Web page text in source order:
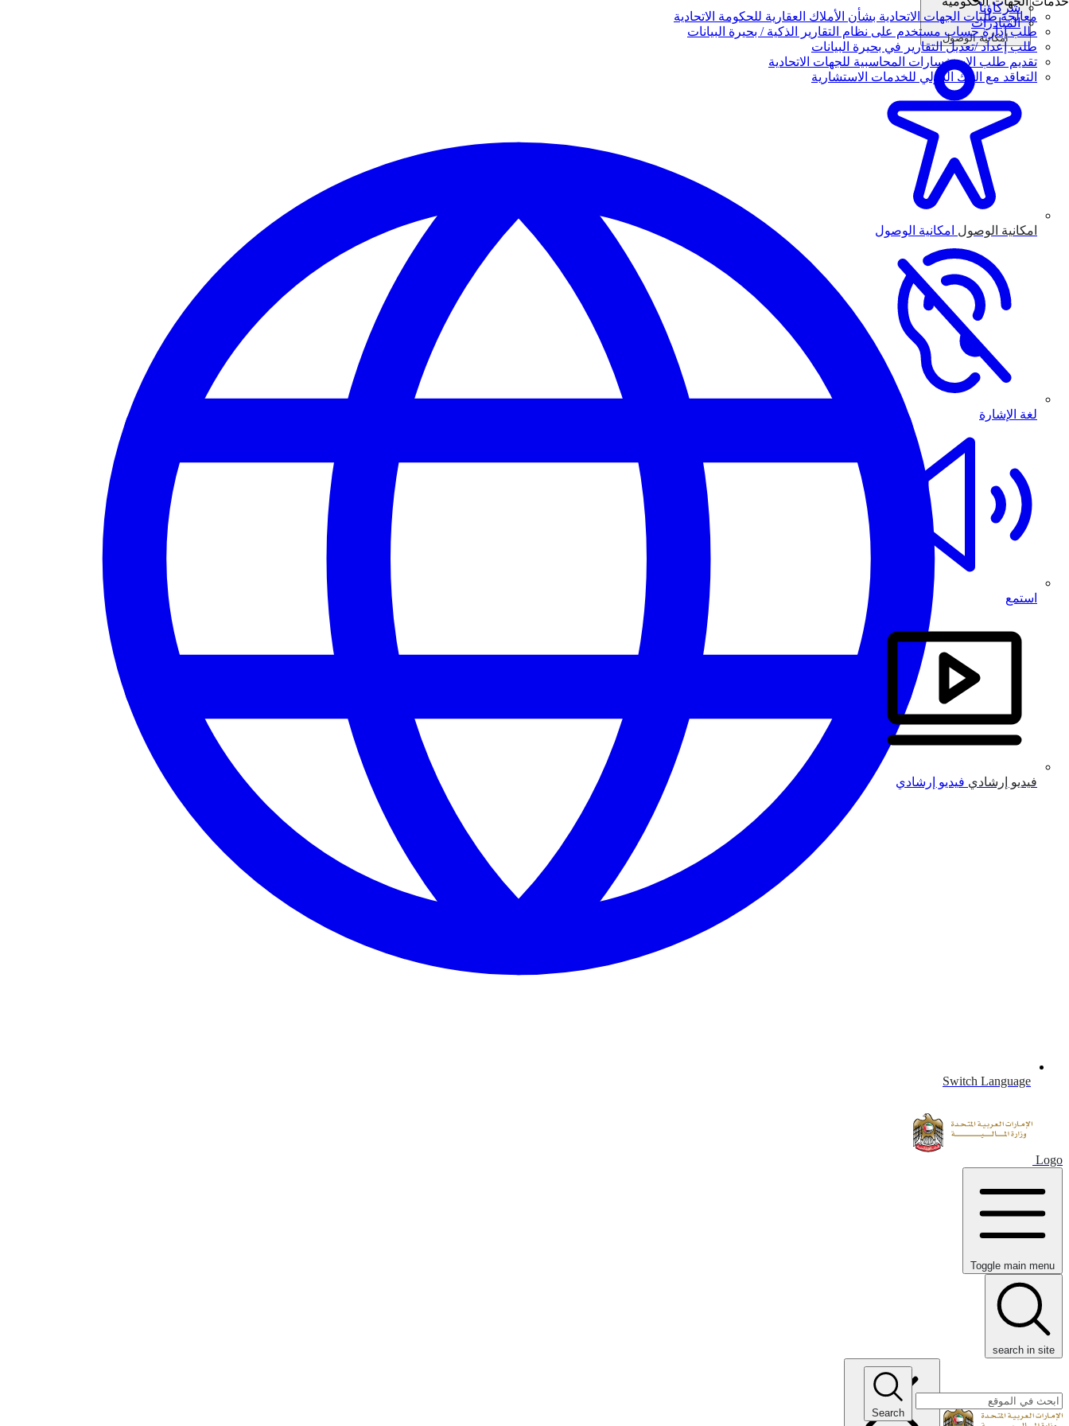
معالجة طلبات الجهات الاتحادية بشأن الأملاك العقارية للحكومة الاتحادية
طلب إدارة حساب مستخدم على نظام التقارير الذكية / بحيرة البيانات
طلب إعداد /تعديل التقارير في بحيرة البيانات
تقديم طلب الاستفسارات المحاسبية للجهات الاتحادية
التعاقد مع البنك الدولي للخدمات الاستشارية
شركاؤنا
المبادرات
امكانية الوصول
امكانية الوصول امكانية الوصول
لغة الإشارة
استمع
فيديو إرشادي فيديو إرشادي
Switch Language
Logo
Toggle main menu
search in site
Search